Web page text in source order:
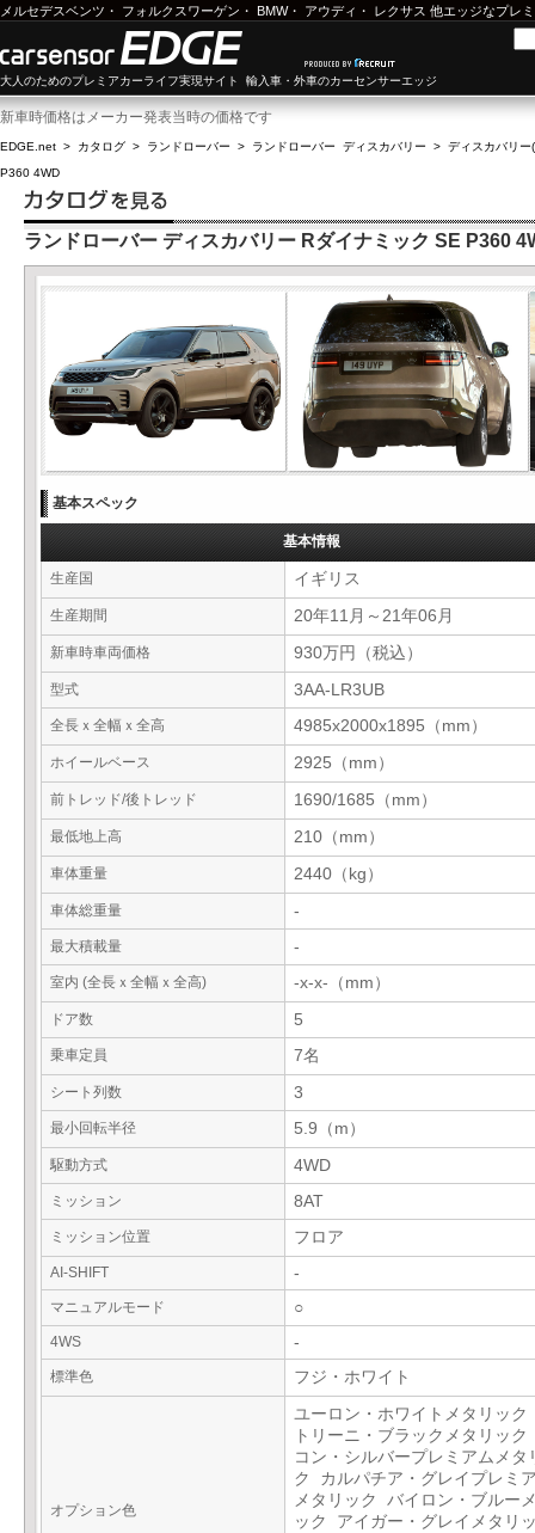
メルセデスベンツ ・ フォルクスワーゲン ・ BMW・ アウディ ・ レクサス 他エッジなプレ
大人のためのプレミアカーライフ実現サイト 輸入車・外車のカーセンサーエッジ
新車時価格はメーカー発表当時の価格です
EDGE.net > カタログ > ランドローバー > ランドローバー ディスカバリー > ディスカバリ
P360 4WD
ランドローバー ディスカバリー Rダイナミック SE P360
基本スペック
基本情報
生産国 イギリス
生産期間 20年11月～21年06月
新車時車両価格 930万円（税込）
型式 3AA-LR3UB
全長ｘ全幅ｘ全高 4985x2000x1895（mm）
ホイールベース 2925（mm）
前トレッド/後トレッド 1690/1685（mm）
最低地上高 210（mm）
車体重量 2440（kg）
車体総重量 -
最大積載量 -
室内 (全長ｘ全幅ｘ全高) -x-x-（mm）
ドア数 5
乗車定員 7名
シート列数 3
最小回転半径 5.9（m）
駆動方式 4WD
ミッション 8AT
ミッション位置 フロア
AI-SHIFT -
マニュアルモード ○
4WS -
標準色 フジ・ホワイト
オプション色
ユーロン・ホワイトメタリッ
トリーニ・ブラックメタリッ
コン・シルバープレミアムメタ
ク カルパチア・グレイプレミ
メタリック バイロン・ブルー
ック アイガー・グレイメタリ